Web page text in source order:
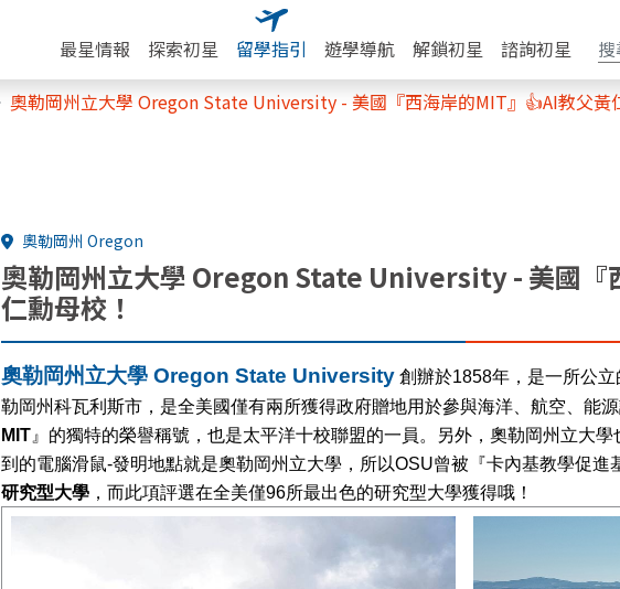
最星情報 探索初星 留學指引 遊學導航 解鎖初星
諮詢初星
奧勒岡州立大學 Oregon State University - 美國『西海岸的MIT』👍AI教父黃
奧勒岡州 Oregon
奧勒岡州立大學 Oregon State University - 美國『
仁勳母校！
奧勒岡州立大學 Oregon State University 創辦於1858年，是一所公
勒岡州科瓦利斯市，是全美國僅有兩所獲得政府贈地用於參與海洋、航空、能
MIT 』的獨特的榮譽稱號，也是太平洋十校聯盟的一員。另外，奧勒岡州立大
到的電腦滑鼠-發明地點就是奧勒岡州立大學，所以OSU曾被『卡內基教學促進
研究型大學 ，而此項評選在全美僅96所最出色的研究型大學獲得哦！